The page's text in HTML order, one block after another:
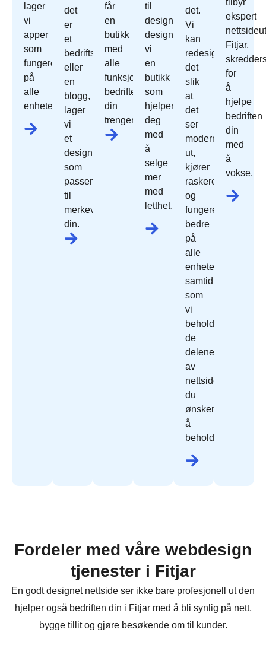
lager
vi
apper
som
fungerer
på
alle
enheter.
det
er
et
bedriftsnettsted
eller
en
blogg,
lager
vi
et
design
som
passer
til
merkevaren
din.
får
en
butikk
med
alle
funksjonene
bedriften
din
trenger.
til
design
designer
vi
en
butikk
som
hjelper
deg
med
å
selge
mer
med
letthet.
det.
Vi
kan
redesign
det
slik
at
det
ser
moderne
ut,
kjører
raskere
og
fungerer
bedre
på
alle
enheter,
samtidig
som
vi
beholder
de
delene
av
nettside
du
ønsker
å
beholde.
tilbyr
ekspert
Fitjar,
for
å
hjelpe
bedriften
din
med
å
vokse.
Fordeler med våre webdesign
tjenester i Fitjar
En godt designet nettside ser ikke bare profesjonell ut den
hjelper også bedriften din i Fitjar med å bli synlig på nett,
bygge tillit og gjøre besøkende om til kunder.